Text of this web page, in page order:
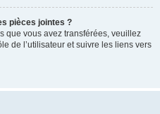
pièces jointes ?
que vous avez transférées, veuillez
de l’utilisateur et suivre les liens vers